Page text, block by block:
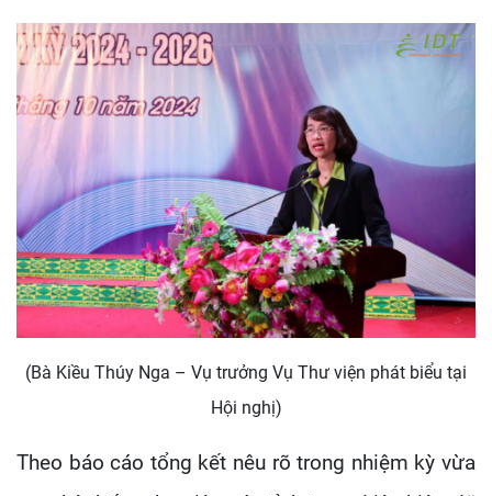
(Bà Kiều Thúy Nga – Vụ trưởng Vụ Thư viện phát biểu tại
Hội nghị)
Theo báo cáo tổng kết nêu rõ trong nhiệm kỳ vừa